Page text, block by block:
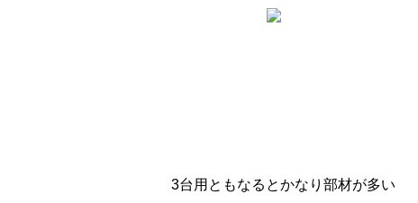
3台用ともなるとかなり部材が多い